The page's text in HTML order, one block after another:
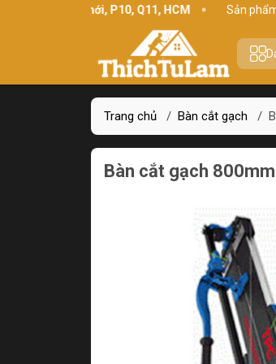
Bình Thới, P10, Q11, HCM Sản phẩmChính
Trang chủ / Bàn cắt gạch /
Bàn cắt gạch